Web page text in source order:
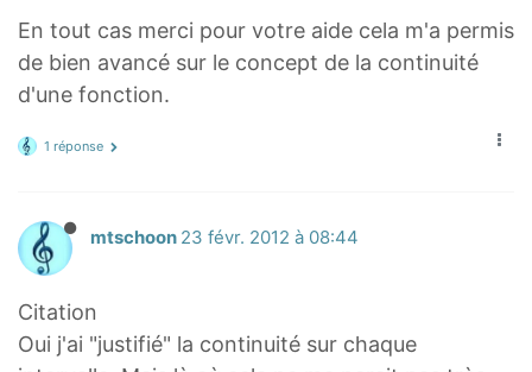
1
/
2
)
2
)
En tout cas merci pour votre aide cela m'a permis
de bien avancé sur le concept de la continuité
d'une fonction.
1 réponse
mtschoon 23 févr. 2012 à 08:44
Citation
Oui j'ai "justifié" la continuité sur chaque